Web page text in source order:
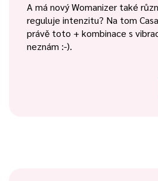
A má nový Womanizer také
reguluje intenzitu? Na tom
právě toto + kombinace s
neznám :-).